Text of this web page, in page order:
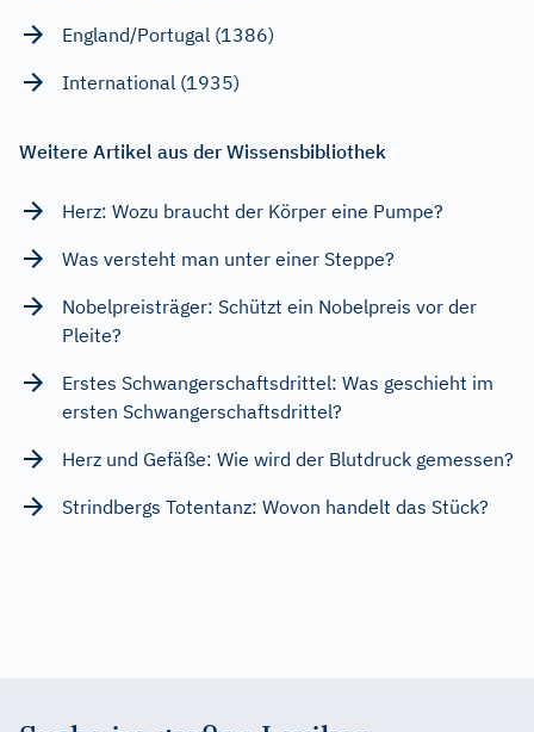
England/Portugal (1386)
International (1935)
Weitere Artikel aus der Wissensbibliothek
Herz: Wozu braucht der Körper eine Pumpe?
Was versteht man unter einer Steppe?
Nobelpreisträger: Schützt ein Nobelpreis vor der
Pleite?
Erstes Schwangerschaftsdrittel: Was geschieht im
ersten Schwangerschaftsdrittel?
Herz und Gefäße: Wie wird der Blutdruck gemessen?
Strindbergs Totentanz: Wovon handelt das Stück?